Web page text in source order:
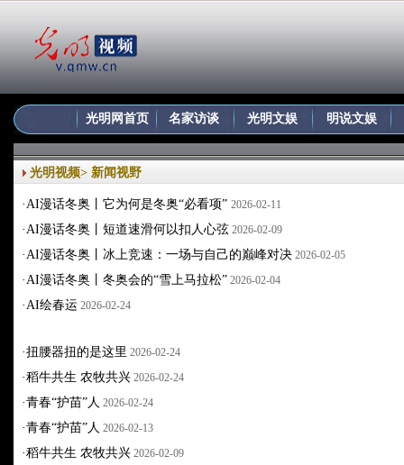
光明网首页 名家访谈 光明文娱 明说文娱
光明视频> 新闻视野
·AI漫话冬奥丨它为何是冬奥“必看项” 2026-02-11
·AI漫话冬奥丨短道速滑何以扣人心弦 2026-02-09
·AI漫话冬奥丨冰上竞速：一场与自己的巅峰对决 2026-02-05
·AI漫话冬奥丨冬奥会的“雪上马拉松” 2026-02-04
·AI绘春运 2026-02-24
·扭腰器扭的是这里 2026-02-24
·稻牛共生 农牧共兴 2026-02-24
·青春“护苗”人 2026-02-24
·青春“护苗”人 2026-02-13
·稻牛共生 农牧共兴 2026-02-09